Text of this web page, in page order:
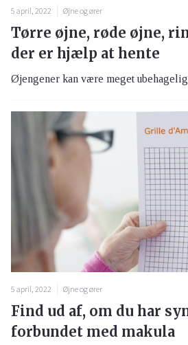
5 april, 2022 Øjne og ører
Tørre øjne, røde øjne,
der er hjælp at hente
Øjengener kan være meget
5 april, 2022 Øjne og ører
Find ud af, om du har
forbundet med makula